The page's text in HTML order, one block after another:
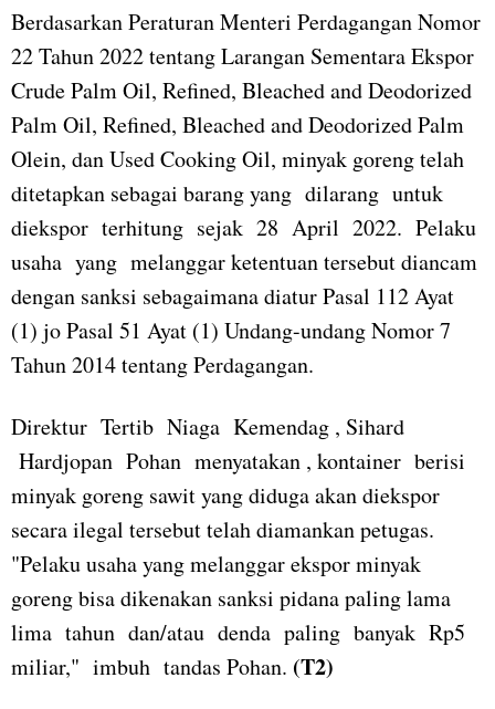
Berdasarkan Peraturan Menteri Perdagangan Nomor
22 Tahun 2022 tentang Larangan Sementara Ekspor
Crude Palm Oil, Refined, Bleached and Deodorized
Palm Oil, Refined, Bleached and Deodorized Palm
Olein, dan Used Cooking Oil, minyak goreng telah
ditetapkan sebagai barang yang dilarang untuk
diekspor terhitung sejak 28 April 2022. Pelaku
usaha yang melanggar ketentuan tersebut diancam
dengan sanksi sebagaimana diatur Pasal 112 Ayat
(1) jo Pasal 51 Ayat (1) Undang-undang Nomor 7
Tahun 2014 tentang Perdagangan.
Direktur Tertib Niaga Kemendag , Sihard
Hardjopan Pohan menyatakan , kontainer berisi
minyak goreng sawit yang diduga akan diekspor
secara ilegal tersebut telah diamankan petugas.
"Pelaku usaha yang melanggar ekspor minyak
goreng bisa dikenakan sanksi pidana paling lama
lima tahun dan/atau denda paling banyak Rp5
miliar," imbuh tandas Pohan. (T2)